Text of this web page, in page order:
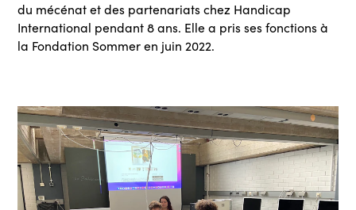
du mécénat et des partenariats chez Handicap
International pendant 8 ans. Elle a pris ses fonctions à
la Fondation Sommer en juin 2022.